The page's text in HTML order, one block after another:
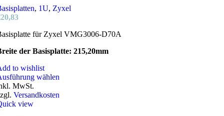
auf
der
gewählt
, 1U, Zyxel
20,83
für Zyxel VMG3006-D70A
der Basisplatte: 215,20mm
to wishlist
wählen
MwSt.
Versandkosten
view